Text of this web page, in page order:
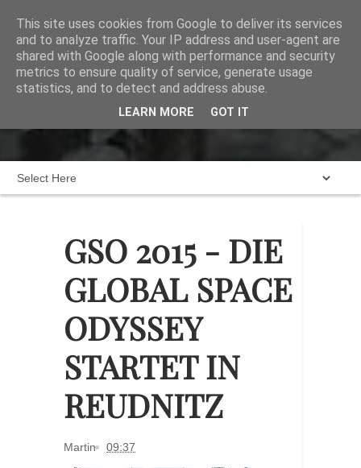
Home
Karte
GSO 2015 - DIE
GLOBAL SPACE
ODYSSEY
STARTET IN
REUDNITZ
Martin 09:37
This site uses cookies from Google to deliver its services
and to analyze traffic. Your IP address and user-agent are
shared with Google along with performance and security
metrics to ensure quality of service, generate usage
statistics, and to detect and address abuse.
LEARN MORE GOT IT